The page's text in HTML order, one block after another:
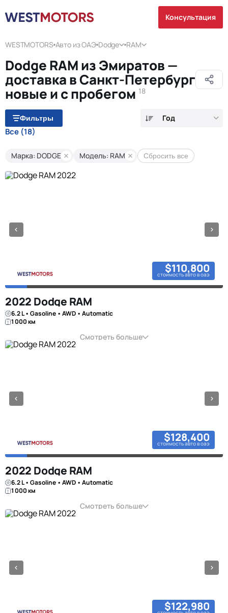
Консультация
WESTMOTORS Авто из ОАЭ Dodge RAM
Dodge RAM из Эмиратов —
доставка в Санкт-Петербург
новые и с пробегом 18
Фильтры Год
Все (18)
Марка: DODGE Модель: RAM Сбросить все
$110,800
стоимость авто в оаэ
2022 Dodge RAM
6.2 L • Gasoline • AWD • Automatic
1 000 км
Смотреть больше
$128,400
стоимость авто в оаэ
2022 Dodge RAM
6.2 L • Gasoline • AWD • Automatic
1 000 км
Смотреть больше
$122,980